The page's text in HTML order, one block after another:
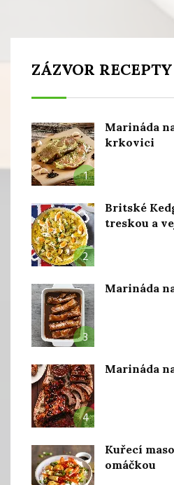
ZÁZVOR RECEPTY
1
Marináda
krkovici
2
Britské
treskou a
3
Marináda
4
Marináda
Kuřecí
omáčkou